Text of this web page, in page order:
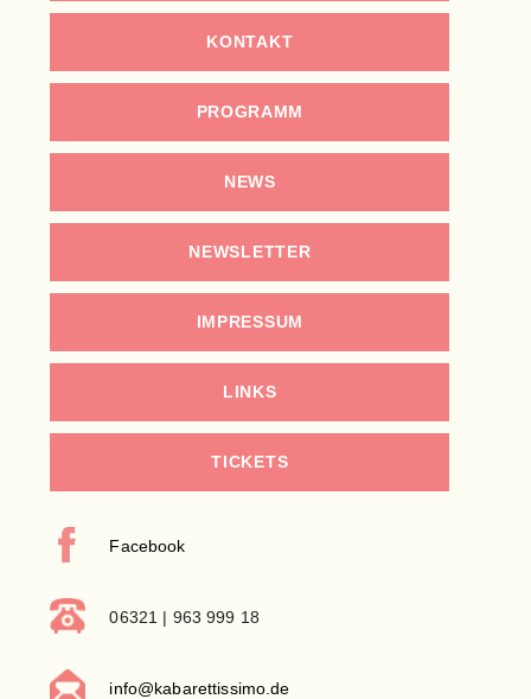
KONTAKT
PROGRAMM
NEWS
NEWSLETTER
IMPRESSUM
LINKS
TICKETS
Facebook
06321 | 963 999 18
info@kabarettissimo.de